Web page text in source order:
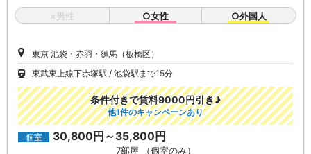
×男性 ○女性 ○外国人
東京 池袋・赤羽・練馬（板橋区）
東武東上線下赤塚駅
池袋駅まで15分
条件付きで賃料9000円引き♪
他1件のキャンペーンあり
個室 30,800円～35,800円
7部屋 （個室のみ）